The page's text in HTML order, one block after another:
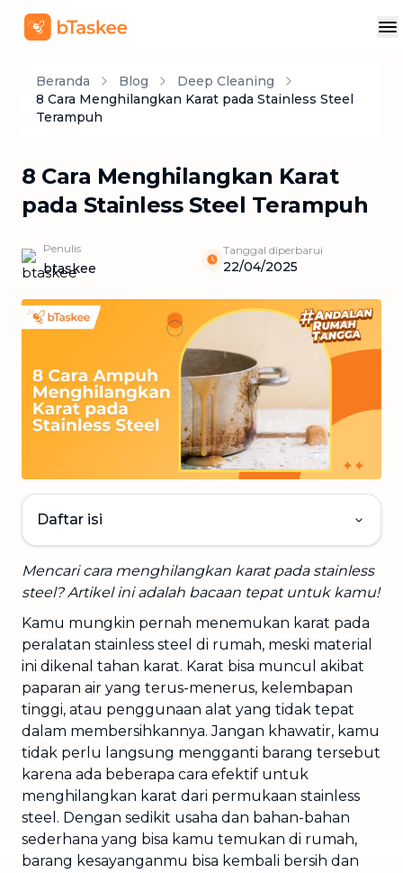
Beranda Blog
Deep Cleaning
8 Cara Menghilangkan Karat pada Stainless Steel
Terampuh
8 Cara Menghilangkan Karat
pada Stainless Steel Terampuh
Penulis
btaskee
Tanggal diperbarui
22/04/2025
Daftar isi
Mencari cara menghilangkan karat pada stainless
steel? Artikel ini adalah bacaan tepat untuk kamu!
Kamu mungkin pernah menemukan karat pada
peralatan stainless steel di rumah, meski material
ini dikenal tahan karat. Karat bisa muncul akibat
paparan air yang terus-menerus, kelembapan
tinggi, atau penggunaan alat yang tidak tepat
dalam membersihkannya. Jangan khawatir, kamu
tidak perlu langsung mengganti barang tersebut
karena ada beberapa cara efektif untuk
menghilangkan karat dari permukaan stainless
steel. Dengan sedikit usaha dan bahan-bahan
sederhana yang bisa kamu temukan di rumah,
barang kesayanganmu bisa kembali bersih dan